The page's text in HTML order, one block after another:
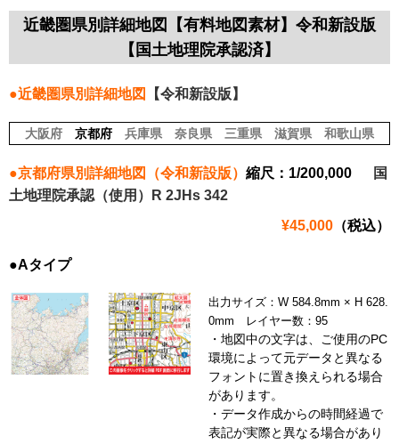
近畿圏県別詳細地図【有料地図素材】令和新設版
【国土地理院承認済】
●近畿圏県別詳細地図 【令和新設版】
大阪府 京都府 兵庫県 奈良県 三重県 滋賀県 和歌山県
●京都府県別詳細地図（令和新設版） 縮尺：1/200,000
国
土地理院承認（使用）R 2JHs 342
¥45,000 （税込）
●Aタイプ
出力サイズ：W 584.8mm × H 628.
0mm レイヤー数：95
・地図中の文字は、ご使用のPC
環境によって元データと異なる
フォントに置き換えられる場合
があります。
・データ作成からの時間経過で
表記が実際と異なる場合があり